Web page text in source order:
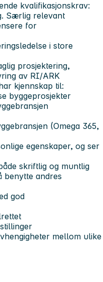
kvalifikasjonskrav:
Særlig relevant
for
i store
prosjektering,
av RI/ARK
kjennskap til:
byggeprosjekter
(Omega 365,
egenskaper, og ser
skriftlig og muntlig
benytte andres
god
mellom ulike